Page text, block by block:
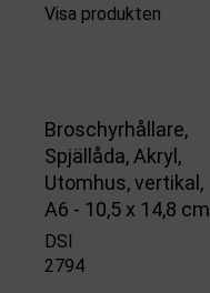
Visa produkten
Broschyrhållare,
Spjällåda, Akryl,
Utomhus, vertikal,
A6 - 10,5 x 14,8 cm
DSI
2794